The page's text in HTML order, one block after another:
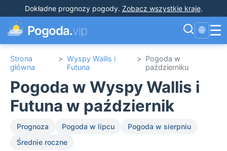
Dokładne prognozy pogody. Zobacz wszystkie kraje.
Pogoda.vip 🌐 ☰
Strona
główna
> Wyspy Wallis i
Futuna
> Pogoda w
październiku
Pogoda w Wyspy Wallis i
Futuna w październik
Prognoza Pogoda w lipcu
Pogoda w sierpniu
Średnie roczne